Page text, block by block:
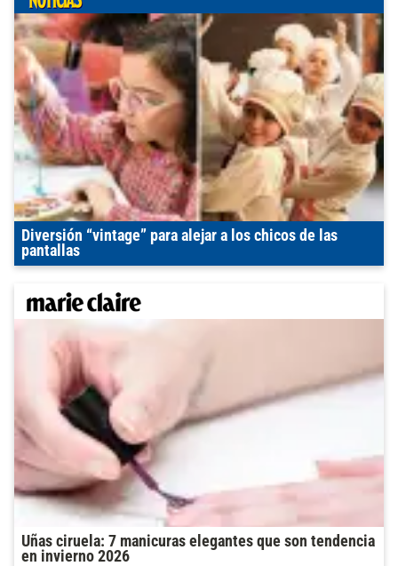
Diversión “vintage” para alejar a los chicos de las
pantallas
Uñas ciruela: 7 manicuras elegantes que son tendencia
en invierno 2026